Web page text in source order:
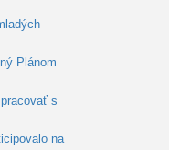
–
Plánom
s
na